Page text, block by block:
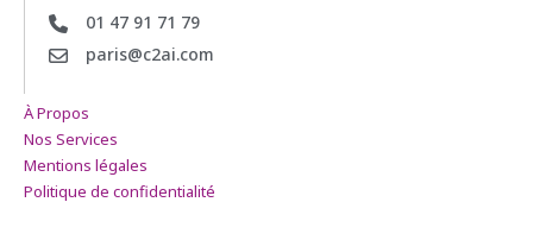
01 47 91 71 79
paris@c2ai.com
À Propos
Nos Services
Mentions légales
Politique de confidentialité